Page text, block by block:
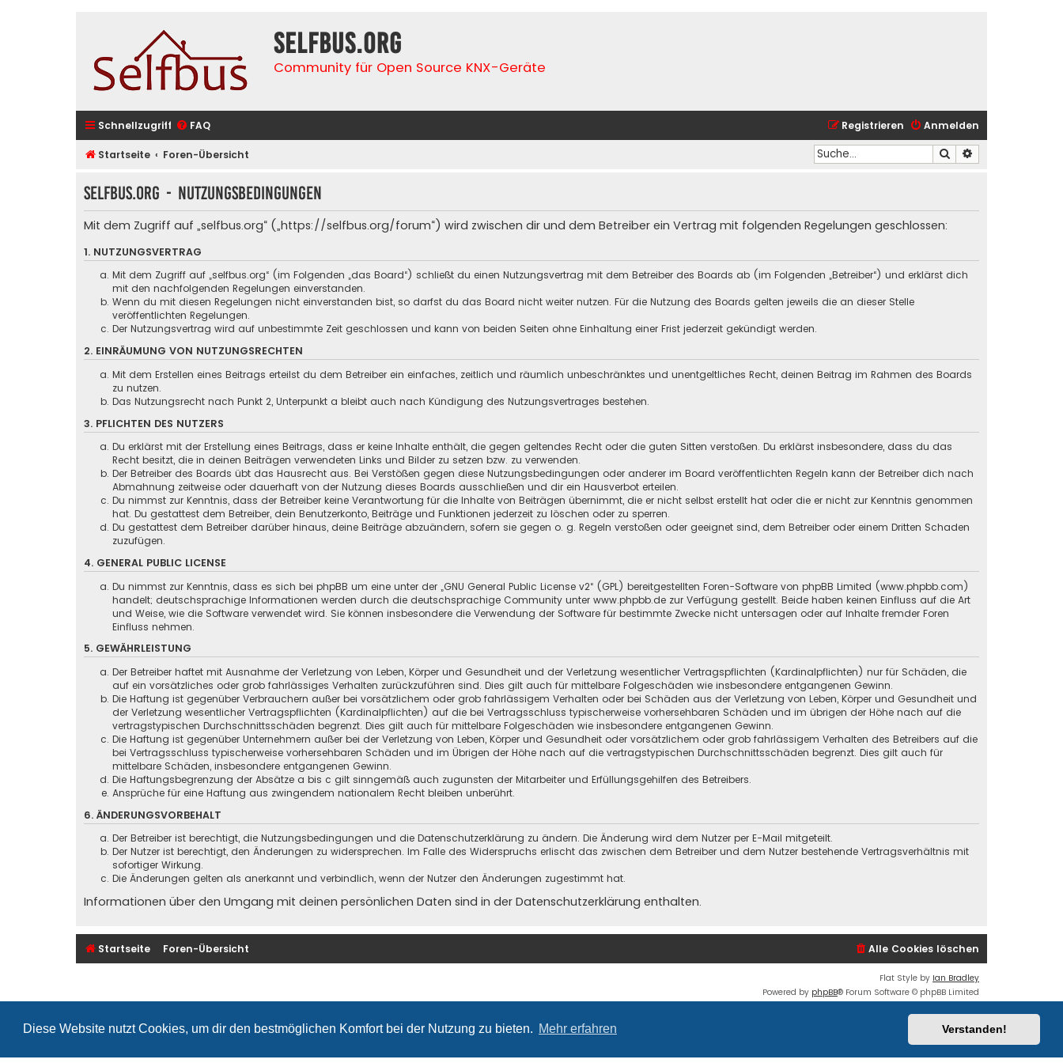
Diese Website nutzt Cookies, um dir den bestmöglichen Komfort bei der Nutzung zu bieten. Mehr erfahren Verstanden!
selfbus.org
Community für Open Source KNX-Geräte
Schnellzugriff FAQ Anmelden
Registrieren
Startseite Foren-Übersicht Suche
selfbus.org - Nutzungsbedingungen
Mit dem Zugriff auf „selfbus.org“ („https://selfbus.org/forum“) wird zwischen dir und dem Betreiber ein Vertrag mit folgenden Regelungen geschlossen:
1. NUTZUNGSVERTRAG
Mit dem Zugriff auf „selfbus.org“ (im Folgenden „das Board“) schließt du einen Nutzungsvertrag mit dem Betreiber des Boards ab (im Folgenden „Betreiber“) und erklärst dich
mit den nachfolgenden Regelungen einverstanden.
Wenn du mit diesen Regelungen nicht einverstanden bist, so darfst du das Board nicht weiter nutzen. Für die Nutzung des Boards gelten jeweils die an dieser Stelle
veröffentlichten Regelungen.
Der Nutzungsvertrag wird auf unbestimmte Zeit geschlossen und kann von beiden Seiten ohne Einhaltung einer Frist jederzeit gekündigt werden.
2. EINRÄUMUNG VON NUTZUNGSRECHTEN
Mit dem Erstellen eines Beitrags erteilst du dem Betreiber ein einfaches, zeitlich und räumlich unbeschränktes und unentgeltliches Recht, deinen Beitrag im Rahmen des Boards
zu nutzen.
Das Nutzungsrecht nach Punkt 2, Unterpunkt a bleibt auch nach Kündigung des Nutzungsvertrages bestehen.
3. PFLICHTEN DES NUTZERS
Du erklärst mit der Erstellung eines Beitrags, dass er keine Inhalte enthält, die gegen geltendes Recht oder die guten Sitten verstoßen. Du erklärst insbesondere, dass du das
Recht besitzt, die in deinen Beiträgen verwendeten Links und Bilder zu setzen bzw. zu verwenden.
Der Betreiber des Boards übt das Hausrecht aus. Bei Verstößen gegen diese Nutzungsbedingungen oder anderer im Board veröffentlichten Regeln kann der Betreiber dich nach
Abmahnung zeitweise oder dauerhaft von der Nutzung dieses Boards ausschließen und dir ein Hausverbot erteilen.
Du nimmst zur Kenntnis, dass der Betreiber keine Verantwortung für die Inhalte von Beiträgen übernimmt, die er nicht selbst erstellt hat oder die er nicht zur Kenntnis genommen
hat. Du gestattest dem Betreiber, dein Benutzerkonto, Beiträge und Funktionen jederzeit zu löschen oder zu sperren.
Du gestattest dem Betreiber darüber hinaus, deine Beiträge abzuändern, sofern sie gegen o. g. Regeln verstoßen oder geeignet sind, dem Betreiber oder einem Dritten Schaden
zuzufügen.
4. GENERAL PUBLIC LICENSE
Du nimmst zur Kenntnis, dass es sich bei phpBB um eine unter der „GNU General Public License v2“ (GPL) bereitgestellten Foren-Software von phpBB Limited (www.phpbb.com)
handelt; deutschsprachige Informationen werden durch die deutschsprachige Community unter www.phpbb.de zur Verfügung gestellt. Beide haben keinen Einfluss auf die Art
und Weise, wie die Software verwendet wird. Sie können insbesondere die Verwendung der Software für bestimmte Zwecke nicht untersagen oder auf Inhalte fremder Foren
Einfluss nehmen.
5. GEWÄHRLEISTUNG
Der Betreiber haftet mit Ausnahme der Verletzung von Leben, Körper und Gesundheit und der Verletzung wesentlicher Vertragspflichten (Kardinalpflichten) nur für Schäden, die
auf ein vorsätzliches oder grob fahrlässiges Verhalten zurückzuführen sind. Dies gilt auch für mittelbare Folgeschäden wie insbesondere entgangenen Gewinn.
Die Haftung ist gegenüber Verbrauchern außer bei vorsätzlichem oder grob fahrlässigem Verhalten oder bei Schäden aus der Verletzung von Leben, Körper und Gesundheit und
der Verletzung wesentlicher Vertragspflichten (Kardinalpflichten) auf die bei Vertragsschluss typischerweise vorhersehbaren Schäden und im übrigen der Höhe nach auf die
vertragstypischen Durchschnittsschäden begrenzt. Dies gilt auch für mittelbare Folgeschäden wie insbesondere entgangenen Gewinn.
Die Haftung ist gegenüber Unternehmern außer bei der Verletzung von Leben, Körper und Gesundheit oder vorsätzlichem oder grob fahrlässigem Verhalten des Betreibers auf die
bei Vertragsschluss typischerweise vorhersehbaren Schäden und im Übrigen der Höhe nach auf die vertragstypischen Durchschnittsschäden begrenzt. Dies gilt auch für
mittelbare Schäden, insbesondere entgangenen Gewinn.
Die Haftungsbegrenzung der Absätze a bis c gilt sinngemäß auch zugunsten der Mitarbeiter und Erfüllungsgehilfen des Betreibers.
Ansprüche für eine Haftung aus zwingendem nationalem Recht bleiben unberührt.
6. ÄNDERUNGSVORBEHALT
Der Betreiber ist berechtigt, die Nutzungsbedingungen und die Datenschutzerklärung zu ändern. Die Änderung wird dem Nutzer per E-Mail mitgeteilt.
Der Nutzer ist berechtigt, den Änderungen zu widersprechen. Im Falle des Widerspruchs erlischt das zwischen dem Betreiber und dem Nutzer bestehende Vertragsverhältnis mit
sofortiger Wirkung.
Die Änderungen gelten als anerkannt und verbindlich, wenn der Nutzer den Änderungen zugestimmt hat.
Informationen über den Umgang mit deinen persönlichen Daten sind in der Datenschutzerklärung enthalten.
Startseite Foren-Übersicht Alle Cookies löschen
Flat Style by Ian Bradley
Powered by phpBB® Forum Software © phpBB Limited
Nutzungsbedingungen